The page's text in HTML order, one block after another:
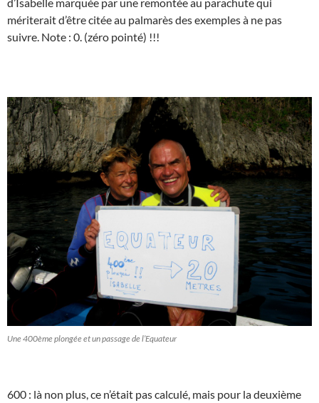
mériterait d’être citée au palmarès des exemples à ne pas
suivre. Note : 0. (zéro pointé) !!!
Une 400ème plongée et un passage de l’Equateur
600 : là non plus, ce n’était pas calculé, mais pour la deuxième